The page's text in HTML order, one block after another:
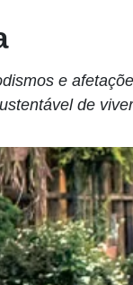
e
de